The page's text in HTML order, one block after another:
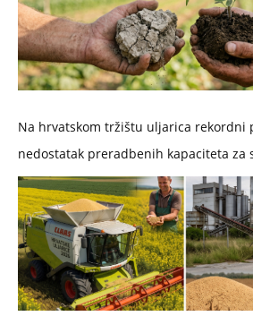
Na hrvatskom tržištu uljarica rekordni
nedostatak preradbenih kapaciteta za